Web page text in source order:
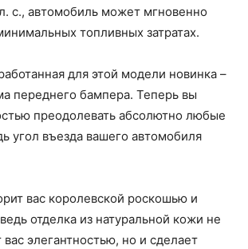
с., автомобиль может мгновенно
топливных затратах.
для этой модели новинка –
переднего бампера. Теперь вы
преодолевать абсолютно любые
угол въезда вашего автомобиля
вас королевской роскошью и
отделка из натуральной кожи не
элегантностью, но и сделает